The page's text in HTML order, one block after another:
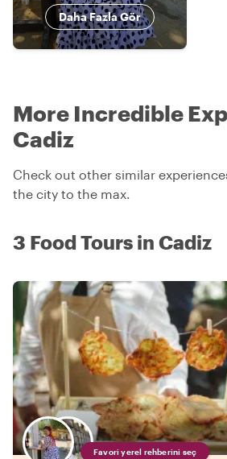
Daha Fazla Gör
More Incredible
Cadiz
Check out other similar
the city to the max.
3 Food Tours in Cadiz
Favori yerel rehberini seç